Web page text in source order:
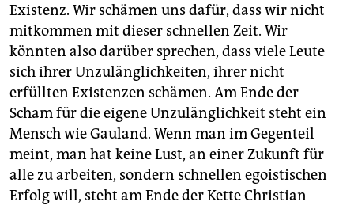
Existenz. Wir schämen uns dafür, dass wir nicht
mitkommen mit dieser schnellen Zeit. Wir
könnten also darüber sprechen, dass viele Leute
sich ihrer Unzulänglichkeiten, ihrer nicht
erfüllten Existenzen schämen. Am Ende der
Scham für die eigene Unzulänglichkeit steht ein
Mensch wie Gauland. Wenn man im Gegenteil
meint, man hat keine Lust, an einer Zukunft für
alle zu arbeiten, sondern schnellen egoistischen
Erfolg will, steht am Ende der Kette Christian